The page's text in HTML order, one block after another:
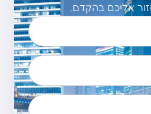
אליכם בהקדם.